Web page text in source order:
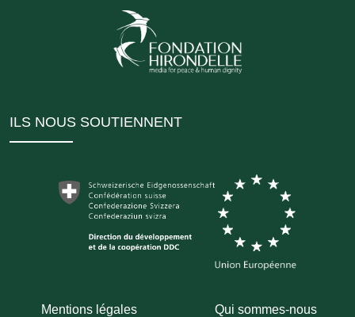
ILS NOUS SOUTIENNENT
Mentions légales Qui sommes-nous